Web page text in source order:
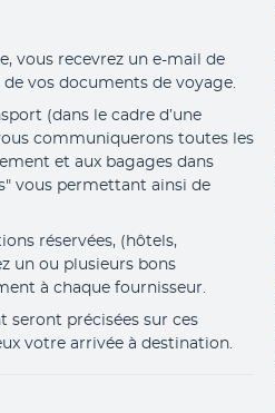
vous recevrez un e-mail de
vos documents de voyage.
(dans le cadre d’une
communiquerons toutes les
et aux bagages dans
vous permettant ainsi de
réservées, (hôtels,
un ou plusieurs bons
à chaque fournisseur.
seront précisées sur ces
votre arrivée à destination.